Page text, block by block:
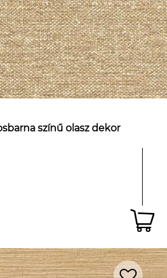
színű olasz dekor